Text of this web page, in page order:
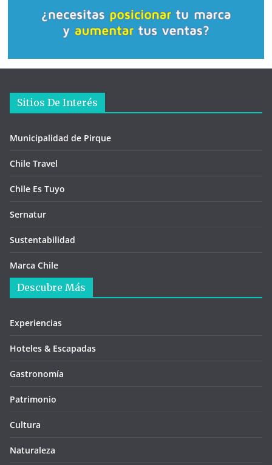
Sitios De Interés
Municipalidad de Pirque
Chile Travel
Chile Es Tuyo
Sernatur
Sustentabilidad
Marca Chile
Descubre Más
Experiencias
Hoteles & Escapadas
Gastronomía
Patrimonio
Cultura
Naturaleza